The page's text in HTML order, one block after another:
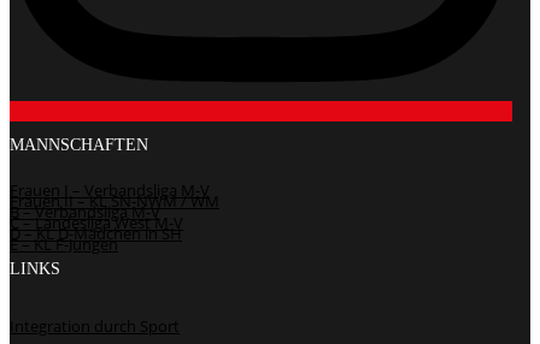
MANNSCHAFTEN
Frauen I – Verbandsliga M-V
Frauen II – KL SN-NWM / WM
B – Verbandsliga M-V
C – Landesliga West M-V
D – KL D-Mädchen in SH
E – KL F-Jungen
LINKS
Integration durch Sport